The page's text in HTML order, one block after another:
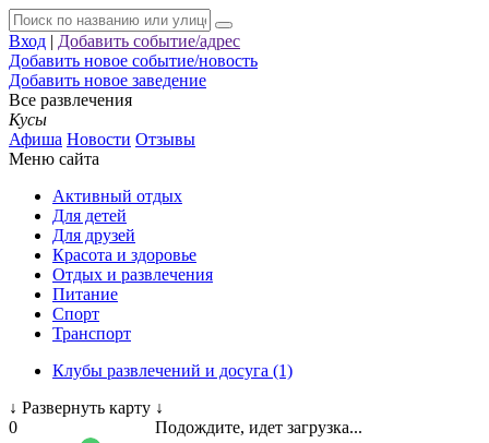
Вход | Добавить событие/адрес
Добавить новое событие/новость
Добавить новое заведение
Все развлечения
Кусы
Афиша Новости Отзывы
Меню сайта
Активный отдых
Для детей
Для друзей
Красота и здоровье
Отдых и развлечения
Питание
Спорт
Транспорт
Клубы развлечений и досуга (1)
↓ Развернуть карту ↓
Подождите, идет загрузка...
0